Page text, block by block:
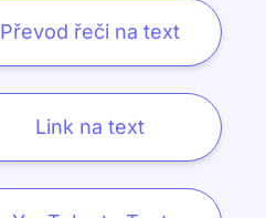
Převod řeči na text
Link na text